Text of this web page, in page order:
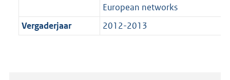
European networks
Vergaderjaar
2012-2013